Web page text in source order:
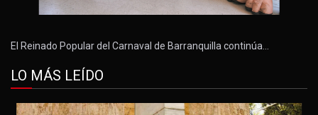
El Reinado Popular del Carnaval de Barranquilla continúa…
LO MÁS LEÍDO